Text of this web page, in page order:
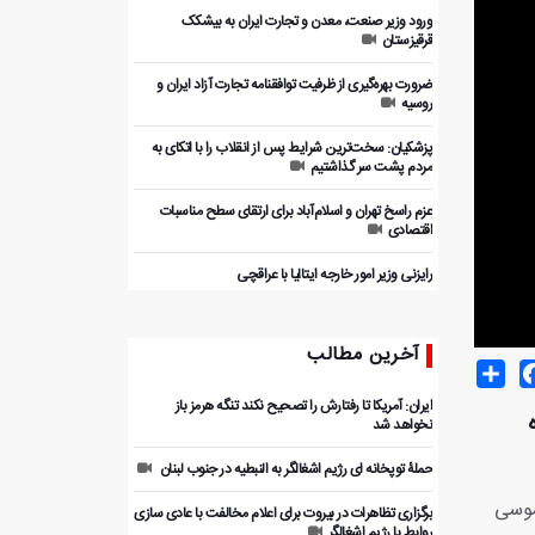
Share
ورود وزیر صنعت، معدن و تجارت ایران به بیشکک
قرقیزستان
ضرورت بهره‌گیری از ظرفیت توافقنامه تجارت آزاد ایران و
روسیه
پزشکیان: سخت‌ترین شرایط پس از انقلاب را با اتکای به
مردم پشت سر گذاشتیم
عزم راسخ تهران و اسلام‌آباد برای ارتقای سطح مناسبات
اقتصادی
رایزنی وزیر امور خارجه ایتالیا با عراقچی
آخرین مطالب
ایران: آمریکا تا رفتارش را تصحیح نکند تنگه هرمز باز
نخواهد شد
حملۀ توپخانه ای رژیم اشغالگر به النبطیه در جنوب لبنان
برگزاری تظاهرات در بیروت برای اعلام مخالفت با عادی سازی